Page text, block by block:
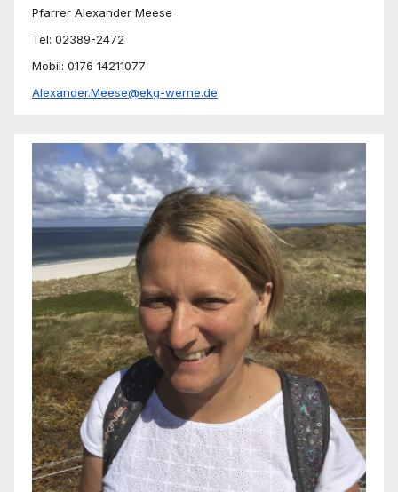
Pfarrer Alexander Meese
Tel: 02389-2472
Mobil: 0176 14211077
Alexander.Meese@ekg-werne.de